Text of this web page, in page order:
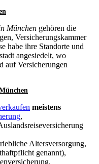
München gehören die
Versicherungskammer
habe ihre Standorte und
angesiedelt, wo
auf Versicherungen
meistens
,
Altersversorgung,
genannt),